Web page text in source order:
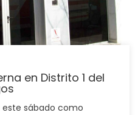
en Distrito 1 del
sábado como